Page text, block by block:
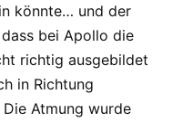
könnte… und der
bei Apollo die
richtig ausgebildet
in Richtung
Atmung wurde